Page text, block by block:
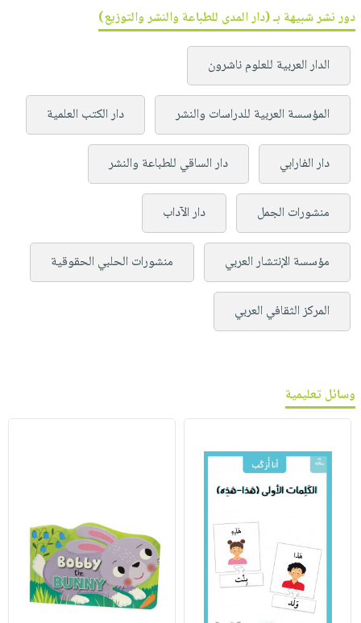
دور نشر شبيهة بـ (دار المدى للطباعة والنشر والتوزيع)
الدار العربية للعلوم ناشرون
المؤسسة العربية للدراسات والنشر دار الكتب العلمية
دار الفارابي دار الساقي للطباعة والنشر
منشورات الجمل دار الآداب
مؤسسة الإنتشار العربي منشورات الحلبي الحقوقية
المركز الثقافي العربي
وسائل تعليمية